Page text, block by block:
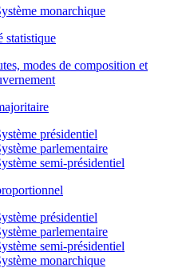
monarchique
statistique
modes de composition et
présidentiel
parlementaire
semi-présidentiel
présidentiel
parlementaire
semi-présidentiel
monarchique